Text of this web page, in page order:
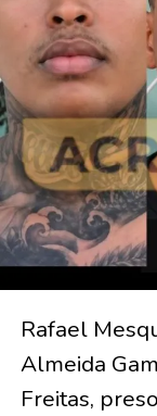
Rafael
Almeida
Freitas,